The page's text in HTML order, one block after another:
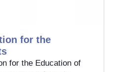
for the
for the Education of